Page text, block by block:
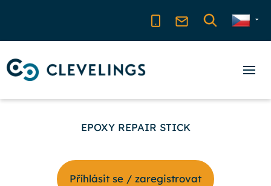
EPOXY REPAIR STICK
Příhlásit se / zaregistrovat